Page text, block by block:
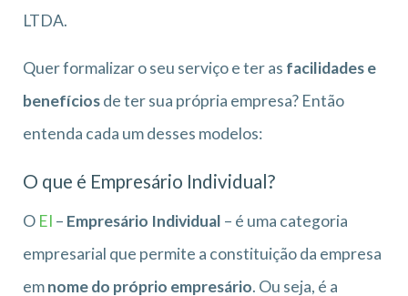
LTDA.
Quer formalizar o seu serviço e ter as facilidades e
benefíciosde ter sua própria empresa? Então
entenda cada um desses modelos:
O que é Empresário Individual?
O EI – Empresário Individual – é uma categoria
empresarial que permite a constituição da empresa
emnome do próprio empresário. Ou seja, é a